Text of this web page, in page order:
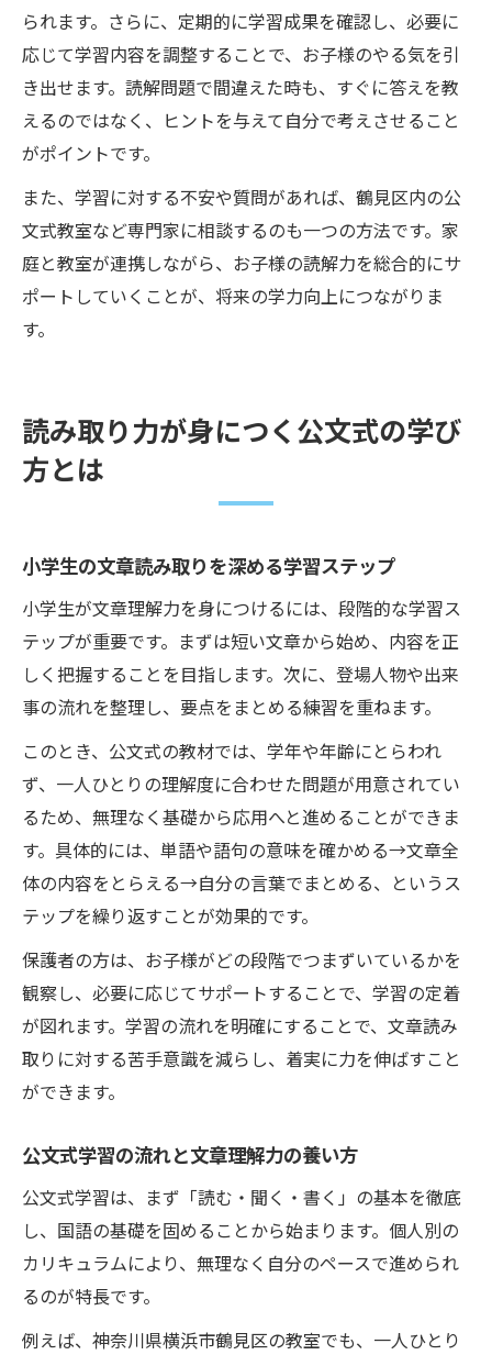
られます。さらに、定期的に学習成果を確認し、必要に
応じて学習内容を調整することで、お子様のやる気を引
き出せます。読解問題で間違えた時も、すぐに答えを教
えるのではなく、ヒントを与えて自分で考えさせること
がポイントです。
また、学習に対する不安や質問があれば、鶴見区内の公
文式教室など専門家に相談するのも一つの方法です。家
庭と教室が連携しながら、お子様の読解力を総合的にサ
ポートしていくことが、将来の学力向上につながりま
す。
読み取り力が身につく公文式の学び
方とは
小学生の文章読み取りを深める学習ステップ
小学生が文章理解力を身につけるには、段階的な学習ス
テップが重要です。まずは短い文章から始め、内容を正
しく把握することを目指します。次に、登場人物や出来
事の流れを整理し、要点をまとめる練習を重ねます。
このとき、公文式の教材では、学年や年齢にとらわれ
ず、一人ひとりの理解度に合わせた問題が用意されてい
るため、無理なく基礎から応用へと進めることができま
す。具体的には、単語や語句の意味を確かめる→文章全
体の内容をとらえる→自分の言葉でまとめる、というス
テップを繰り返すことが効果的です。
保護者の方は、お子様がどの段階でつまずいているかを
観察し、必要に応じてサポートすることで、学習の定着
が図れます。学習の流れを明確にすることで、文章読み
取りに対する苦手意識を減らし、着実に力を伸ばすこと
ができます。
公文式学習の流れと文章理解力の養い方
公文式学習は、まず「読む・聞く・書く」の基本を徹底
し、国語の基礎を固めることから始まります。個人別の
カリキュラムにより、無理なく自分のペースで進められ
るのが特長です。
例えば、神奈川県横浜市鶴見区の教室でも、一人ひとり